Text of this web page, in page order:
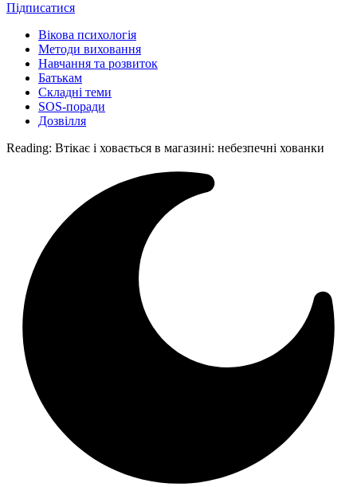
Підписатися
Вікова психологія
Методи виховання
Навчання та розвиток
Батькам
Складні теми
SOS-поради
Дозвілля
Reading: Втікає і ховається в магазині: небезпечні хованки